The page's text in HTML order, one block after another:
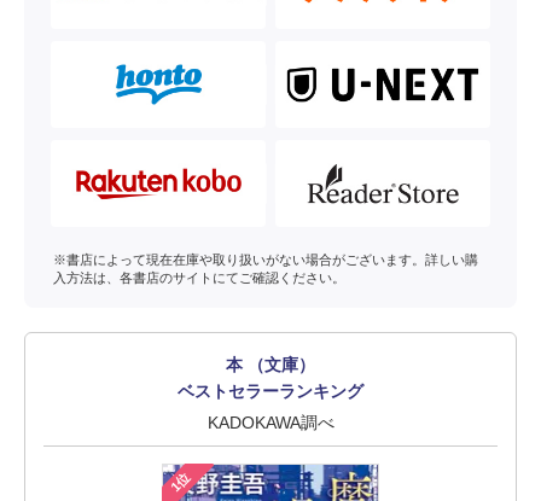
※書店によって現在在庫や取り扱いがない場合がございます。詳しい購
入方法は、各書店のサイトにてご確認ください。
本 （文庫）
ベストセラーランキング
KADOKAWA調べ
1位